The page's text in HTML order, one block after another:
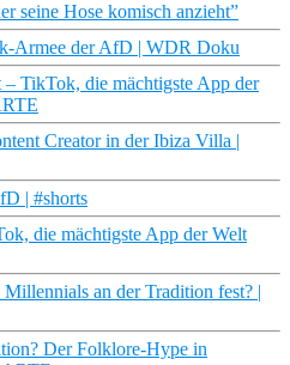
seine Hose komisch anzieht”
Armee der AfD | WDR Doku
– TikTok, die mächtigste App der
Creator in der Ibiza Villa |
| #shorts
die mächtigste App der Welt
an der Tradition fest? |
Der Folklore-Hype in